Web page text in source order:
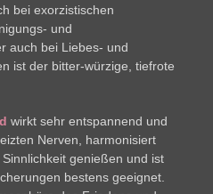
bei exorzistischen
und
auch bei Liebes- und
ist der bitter-würzige, tiefrote
wirkt sehr entspannend und
Nerven, harmonisiert
genießen und ist
bestens geeignet.